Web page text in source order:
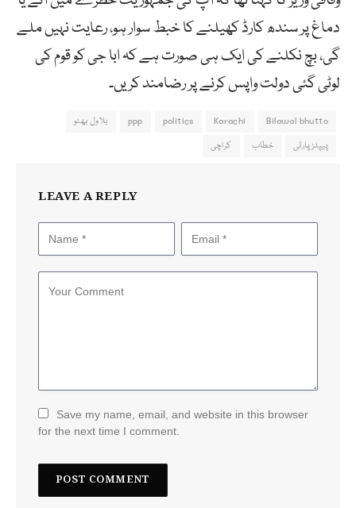
دماغ پر سندھ کارڈ کھیلنے کا خبط سوار ہو، رعایت نہیں ملے
گی، بچ نکلنے کی ایک ہی صورت ہے کہ ابا جی کو قوم کی
لوٹی گئی دولت واپس کرنے پر رضامند کریں۔
Bilawal bhutto
Karachi
politics
ppp
بلاول بھٹو
پیپلزپارٹی
خطاب کراچی
LEAVE A REPLY
Save my name, email, and website in this browser
for the next time I comment.